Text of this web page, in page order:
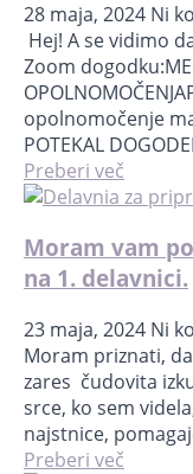
28 maja, 2024 Ni
Hej! A se vidimo
Zoom
opolnomočenje
POTEKAL
Preberi več
Moram vam
na 1. delavnici.
23 maja, 2024 Ni
Moram priznati,
zares čudovita
srce, ko sem
najstnice,
Preberi več